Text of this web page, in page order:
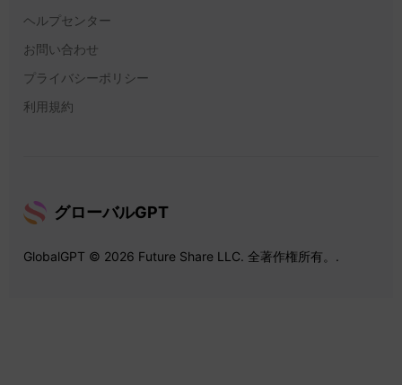
ヘルプセンター
お問い合わせ
プライバシーポリシー
利用規約
グローバルGPT
GlobalGPT © 2026 Future Share LLC. 全著作権所有。.